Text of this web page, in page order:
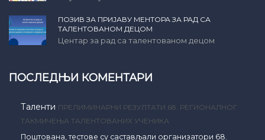
ПОЗИВ ЗА ПРИЈАВУ МЕНТОРА ЗА РАД СА
ТАЛЕНТОВАНОМ ДЕЦОМ
Центар за рад са талентованом децом
ПОСЛЕДЊИ КОМЕНТАРИ
Таленти ПРЕЛИМИНАРНИ РЕЗУЛТАТИ 68. РЕГИОНАЛНОГ
ТАКМИЧЕЊА ТАЛЕНТОВАНИХ УЧЕНИКА
Поштована, тестове су састављали организатори 68.